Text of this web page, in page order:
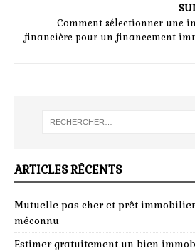
Comment sélectionner une
financière pour un financement
ARTICLES RÉCENTS
Mutuelle pas cher et prêt
méconnu
Estimer gratuitement un bien